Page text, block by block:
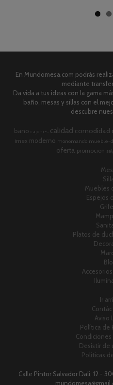
En Mundomesa.com podrás
mediante
Da vida a tus ideas con la gama
baño, mesas y sillas con el
descubre
bano cajones calidad comodidad
imex moderno monomando mueble-
oferta promocion
Muebles
Espejos
Platos de
Ir
Aviso
Política de
Condiciones
Desistir de
Políticas
Calle Pintor Salvador Dalí, 12 -